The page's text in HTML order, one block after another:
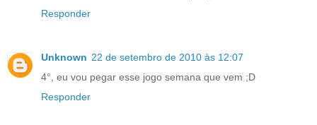
Responder
Unknown 22 de setembro de 2010 às 12:07
4°, eu vou pegar esse jogo semana que vem ;D
Responder